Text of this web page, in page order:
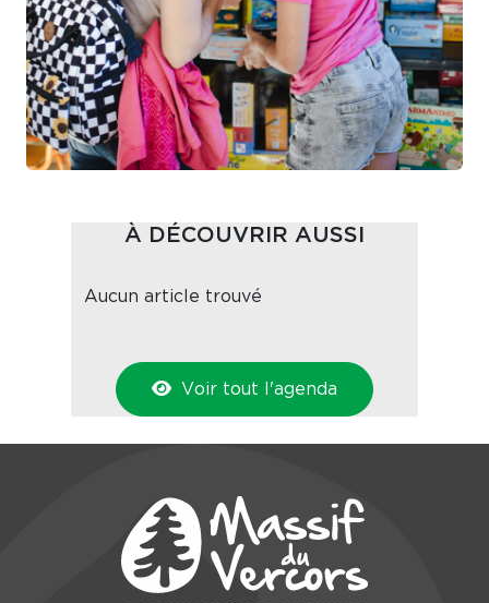
À DÉCOUVRIR AUSSI
Aucun article trouvé
Voir tout l'agenda